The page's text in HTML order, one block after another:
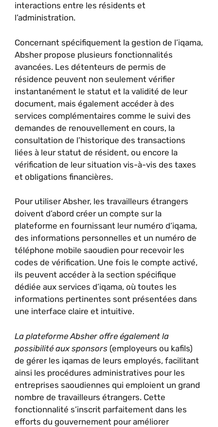
interactions entre les résidents et
l’administration.
Concernant spécifiquement la gestion de l’iqama,
Absher propose plusieurs fonctionnalités
avancées. Les détenteurs de permis de
résidence peuvent non seulement vérifier
instantanément le statut et la validité de leur
document, mais également accéder à des
services complémentaires comme le suivi des
demandes de renouvellement en cours, la
consultation de l’historique des transactions
liées à leur statut de résident, ou encore la
vérification de leur situation vis-à-vis des taxes
et obligations financières.
Pour utiliser Absher, les travailleurs étrangers
doivent d’abord créer un compte sur la
plateforme en fournissant leur numéro d’iqama,
des informations personnelles et un numéro de
téléphone mobile saoudien pour recevoir les
codes de vérification. Une fois le compte activé,
ils peuvent accéder à la section spécifique
dédiée aux services d’iqama, où toutes les
informations pertinentes sont présentées dans
une interface claire et intuitive.
La plateforme Absher offre également la
possibilité aux sponsors (employeurs ou kafils)
de gérer les iqamas de leurs employés, facilitant
ainsi les procédures administratives pour les
entreprises saoudiennes qui emploient un grand
nombre de travailleurs étrangers. Cette
fonctionnalité s’inscrit parfaitement dans les
efforts du gouvernement pour améliorer